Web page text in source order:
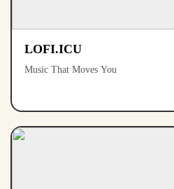
LOFI.ICU
Music That Moves You